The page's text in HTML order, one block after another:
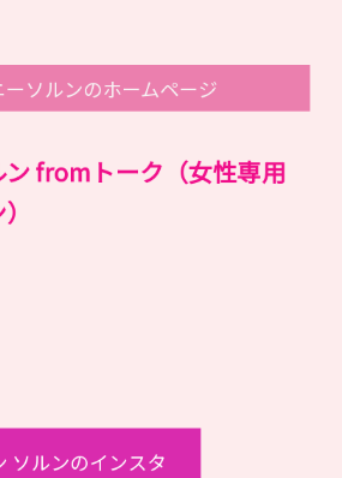
ーソルンのホームページ
fromトーク （女性専用
ソルンのインスタ